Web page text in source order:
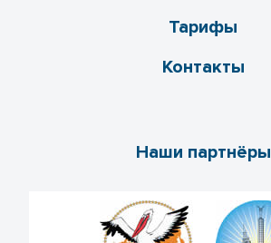
Тарифы
Контакты
Наши партнёры